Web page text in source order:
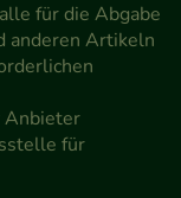
für die Abgabe
anderen Artikeln
Anbieter
für